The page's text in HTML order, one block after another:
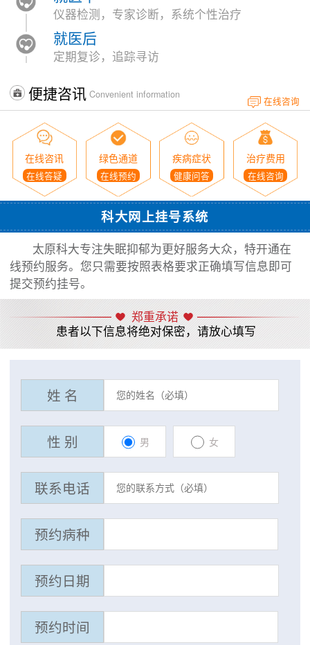
仪器检测，专家诊断，系统个性治疗
就医后
定期复诊，追踪寻访
便捷咨讯 Convenient information
在线咨询
在线咨讯
在线答疑
绿色通道
在线预约
疾病症状
健康问答
治疗费用
在线咨询
科大网上挂号系统
太原科大专注失眠抑郁为更好服务大众，特开通在
线预约服务。您只需要按照表格要求正确填写信息即可
提交预约挂号。
郑重承诺
患者以下信息将绝对保密，请放心填写
姓 名
性 别 男 女
联系电话
预约病种
预约日期
预约时间